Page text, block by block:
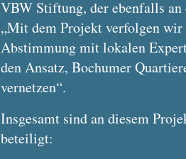
VBW Stiftung, der ebenfalls
„Mit dem Projekt verfolgen
Abstimmung mit lokalen
den Ansatz, Bochumer
vernetzen“.
Insgesamt sind an diesem
beteiligt: